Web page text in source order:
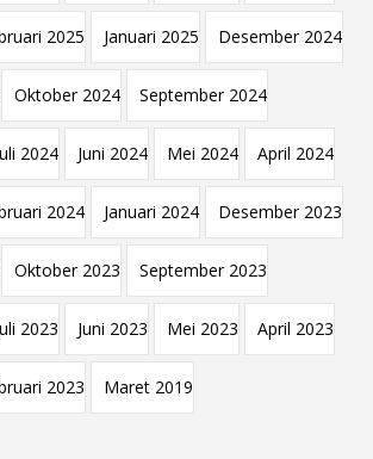
2025 Januari 2025 Desember 2024
Oktober 2024 September 2024
2024 Juni 2024 Mei 2024 April 2024
2024 Januari 2024 Desember 2023
Oktober 2023 September 2023
2023 Juni 2023 Mei 2023 April 2023
2023 Maret 2019